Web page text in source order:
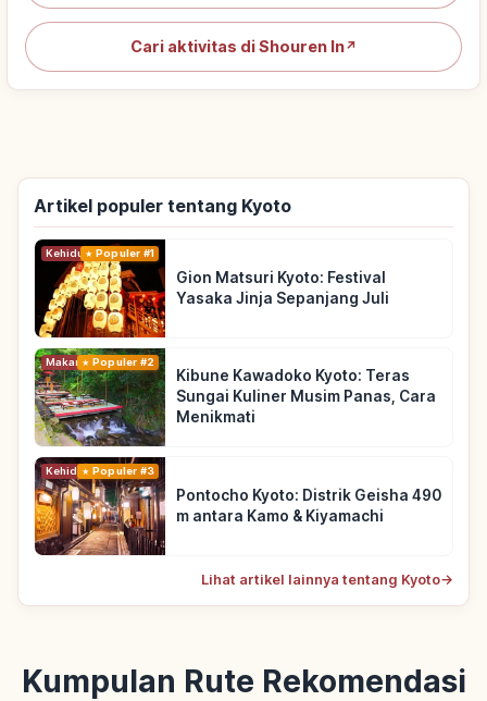
Cari aktivitas di Shouren In↗
Artikel populer tentang Kyoto
KehidupanPopuler #1
Gion Matsuri Kyoto: Festival
Yasaka Jinja Sepanjang Juli
MakananPopuler #2
Kibune Kawadoko Kyoto: Teras
Sungai Kuliner Musim Panas, Cara
Menikmati
KehidupanPopuler #3
Pontocho Kyoto: Distrik Geisha 490
m antara Kamo & Kiyamachi
Lihat artikel lainnya tentang Kyoto→
Kumpulan Rute Rekomendasi